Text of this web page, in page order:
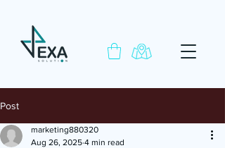
Post
marketing880320
Aug 26, 2025 4 min read